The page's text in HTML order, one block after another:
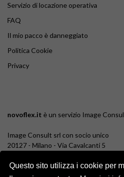
Questo sito utilizza i cookie per
Servizio di locazione operativa
FAQ
Il mio pacco è danneggiato
Politica Cookie
Privacy
novoflex.it è un servizio Image
Image Consult srl con socio unico
20127 - Milano - Via Cavalcanti 5
P.IVA e C.F. 03383650961